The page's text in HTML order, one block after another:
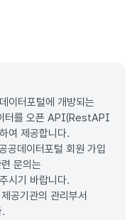
이터포털에 개방되는
터를 오픈 API(RestAPI
여 제공합니다.
공데이터포털 회원 가입
문의는
시기 바랍니다.
공기관의 관리부서